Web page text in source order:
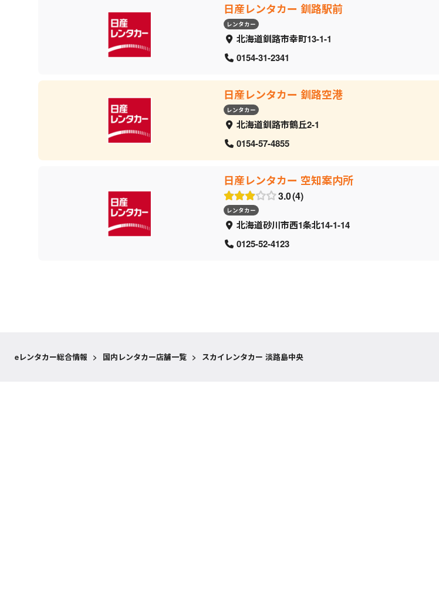
日産レンタカー 釧路駅前
レンタカー
北海道釧路市幸町13-1-1
0154-31-2341
日産レンタカー 釧路空港
レンタカー
北海道釧路市鶴丘2-1
0154-57-4855
日産レンタカー 空知案内所
3.0 4
レンタカー
北海道砂川市西1条北14-1-14
0125-52-4123
eレンタカー総合情報 > 国内レンタカー店舗一覧 > スカイレンタカー 淡路島中央